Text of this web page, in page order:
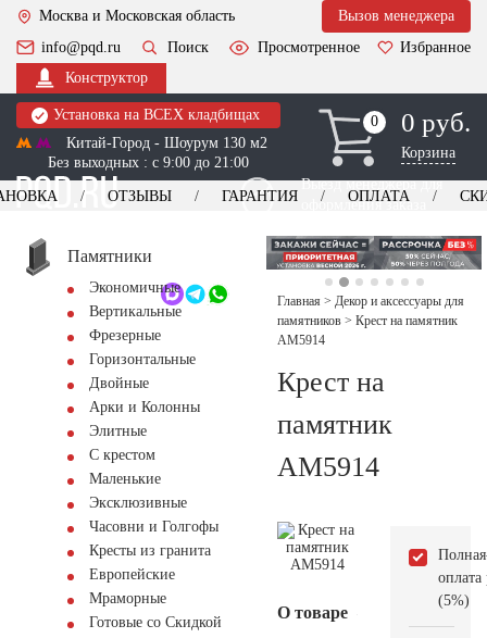
Москва и Московская область
Вызов менеджера
info@pqd.ru
Поиск Просмотренное
Избранное
Конструктор
Установка на ВСЕХ кладбищах
Китай-Город - Шоурум 130 м2
Без выходных : с 9:00 до 21:00
0
0 0 руб.
Корзина
Выезд менеджера для
оформления заказа
+7 (495) 518-44-23
Обратный звонок
ОТЗЫВЫ ГАРАНТИЯ ОПЛАТА
Памятники
Экономичные
Вертикальные
Фрезерные
Горизонтальные
Двойные
Арки и Колонны
Элитные
С крестом
Маленькие
Эксклюзивные
Часовни и Голгофы
Кресты из гранита
Европейские
Мраморные
Готовые со Скидкой
Главная > Декор и аксессуары для
памятников > Крест на памятник
AM5914
Крест на
памятник
AM5914
О товаре
Полная
оплата
(5%)